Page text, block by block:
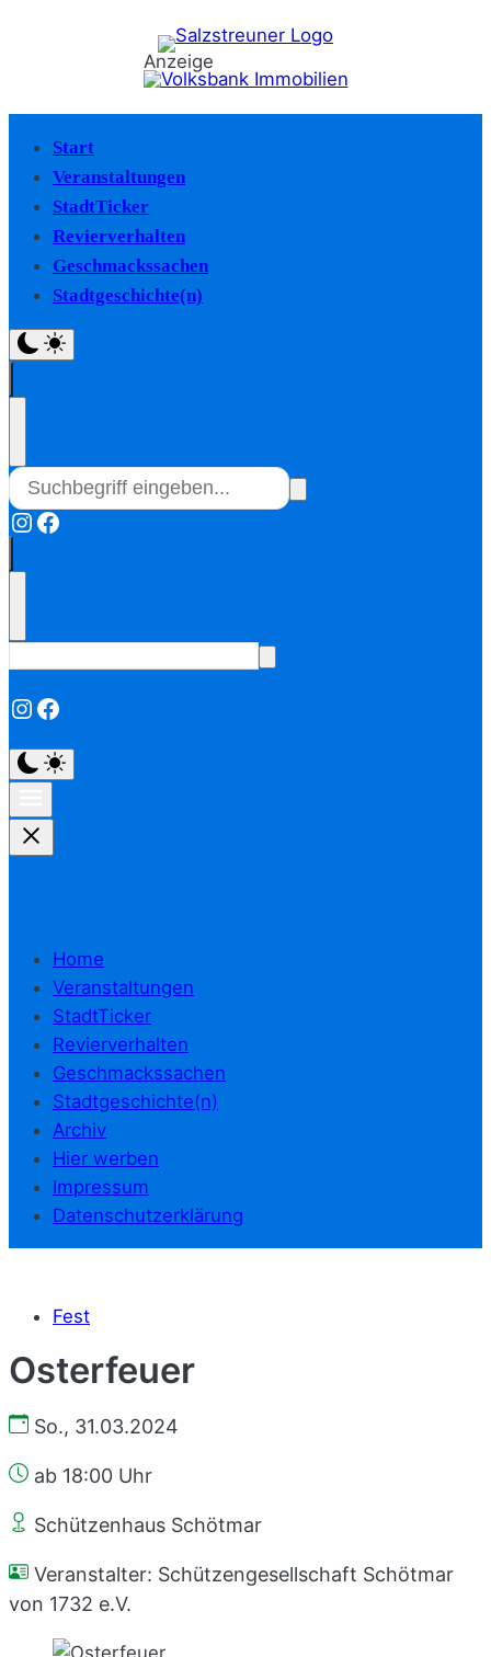
Anzeige
Start
Veranstaltungen
StadtTicker
Revierverhalten
Geschmackssachen
Stadtgeschichte(n)
Instagram
Facebook
Instagram
Facebook
Home
Veranstaltungen
StadtTicker
Revierverhalten
Geschmackssachen
Stadtgeschichte(n)
Archiv
Hier werben
Impressum
Datenschutzerklärung
Fest
Osterfeuer
So., 31.03.2024
ab 18:00 Uhr
Schützenhaus Schötmar
Veranstalter: Schützengesellschaft Schötmar
von 1732 e.V.